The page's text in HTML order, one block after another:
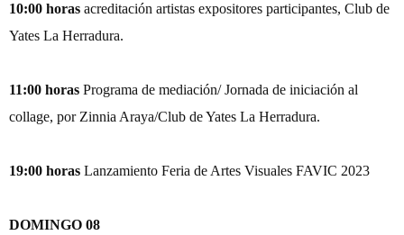
10:00 horas acreditación artistas expositores participantes, Club de
Yates La Herradura.
11:00 horas Programa de mediación/ Jornada de iniciación al
collage, por Zinnia Araya/Club de Yates La Herradura.
19:00 horas Lanzamiento Feria de Artes Visuales FAVIC 2023
DOMINGO 08